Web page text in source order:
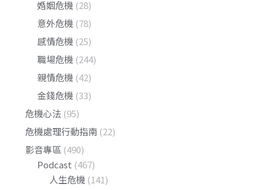
婚姻危機 (28)
意外危機 (78)
感情危機 (25)
職場危機 (244)
親情危機 (42)
金錢危機 (33)
危機心法 (95)
危機處理行動指南 (22)
影音專區 (490)
Podcast (467)
人生危機 (141)